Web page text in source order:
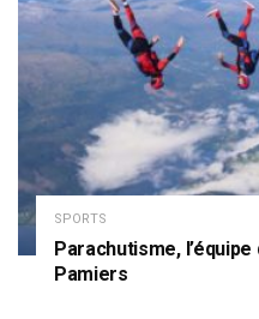
SPORTS
Parachutisme,
Pamiers